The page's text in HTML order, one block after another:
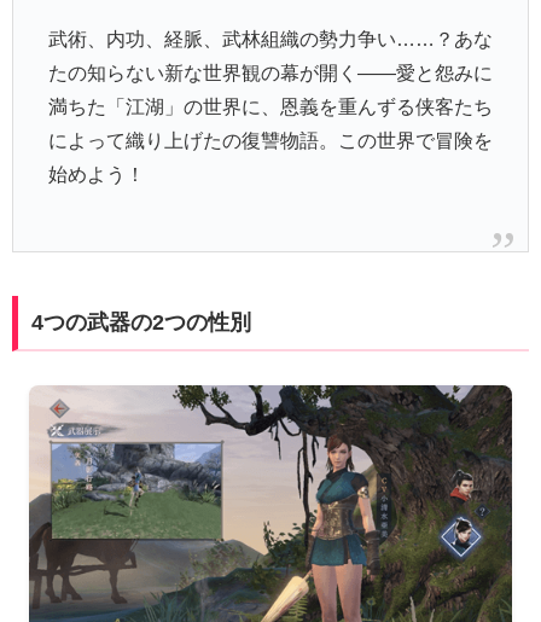
武術、内功、経脈、武林組織の勢力争い……？あな
たの知らない新な世界観の幕が開く——愛と怨みに
満ちた「江湖」の世界に、恩義を重んずる侠客たち
によって織り上げたの復讐物語。この世界で冒険を
始めよう！
4つの武器の2つの性別